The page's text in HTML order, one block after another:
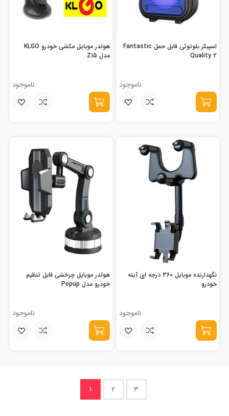
اسپیکر بلوتوثی قابل حمل Fantastic
Quality 2
ناموجود
هولدر موبایل مکشی خودرو KLGO
مدل Z15
ناموجود
نگهدارنده موبایل 360 درجه ای آینه
خودرو
ناموجود
هولدر موبایل چرخشی قابل تنظیم
خودرو مدل Popup
ناموجود
1 2 3